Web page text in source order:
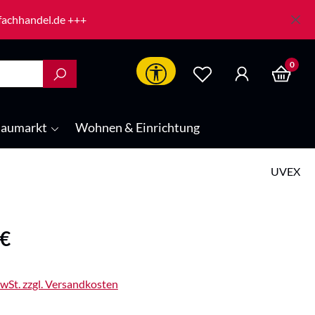
+++
Werkzeugleiste anzeigen
0
Wohnen & Einrichtung
UVEX
zzgl. Versandkosten